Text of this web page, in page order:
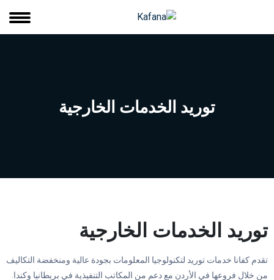
توريد الخدمات الخارجية
توريد الخدمات الخارجية
تقدم كفانا خدمات توريد لتكنولوجيا المعلومات بجودة عالية ومنخفضة التكاليف
من خلال فروعها في الأردن مع دعم من المكاتب التنفيذية في بريطانيا وكندا.